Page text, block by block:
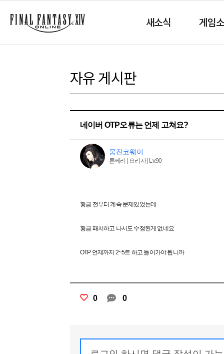
새소식 게임
자유 게시판
네이버 OTP오류는 언제 고쳐요?
웅진코웨이
톤베리 | 요리사 | Lv.90
황금 전부터 계속 문제있었는데
황금 패치하고 나서도 수정된게 없네요
OTP 언제까지 2~5트 하고 들어가야 됩니까
0 0